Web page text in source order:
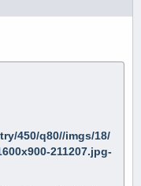
450/q80//imgs/18/
211207.jpg-